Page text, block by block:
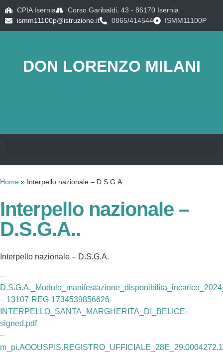
CPIA Isernia
Corso Garibaldi, 43 - 86170 Isernia
ismm11100p@istruzione.it
0865/414544 ISMM11100P
DON LORENZO MILANI
Home » Interpello nazionale – D.S.G.A..
Interpello nazionale –
D.S.G.A..
Interpello nazionale – D.S.G.A.
–
– 13107-REG-1734539856626-
INTERPELLO_SANTA_MARGHERITA_DI_BELICE-
signed.pdf
–